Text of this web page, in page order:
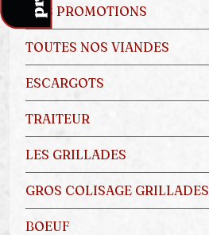
NOS PROMOTIONS
TOUTES NOS VIANDES
ESCARGOTS
TRAITEUR
LES GRILLADES
GROS COLISAGE GRILLADES
BOEUF